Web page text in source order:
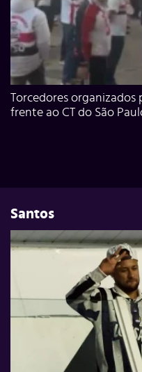
Torcedores organizados
frente ao CT do São
Santos